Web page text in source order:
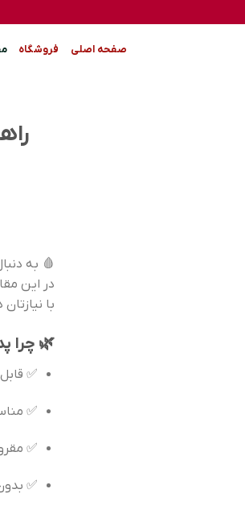
to
صفحه اصلی فروشگاه
🩸 به
در این
با
🌿 چرا
✅
✅
✅
✅